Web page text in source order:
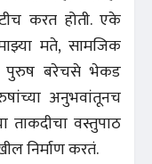
करत होती. एके
मते, सामजिक
पुरुष बरेचसे भेकड
अनुभवांतूनच
ताकदीचा वस्तुपाठ
निर्माण करतं.